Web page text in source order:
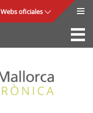
Webs oficiales
La Sede
Consejo de Mallorca
Acceso y seguridad